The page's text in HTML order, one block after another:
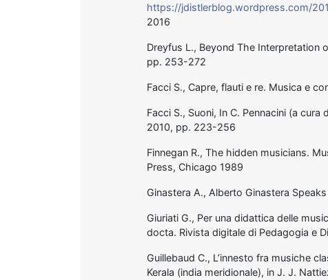
https://jdistlerblog.wordpress.com/
2016
Dreyfus L., Beyond The Interpretation
pp. 253-272
Facci S., Capre, flauti e re. Musica e
Facci S., Suoni, In C. Pennacini (a
2010, pp. 223-256
Finnegan R., The hidden musicians.
Press, Chicago 1989
Ginastera A., Alberto Ginastera
Giuriati G., Per una didattica delle
docta. Rivista digitale di Pedagogia e
Guillebaud C., L’innesto fra musiche
Kerala (india meridionale), in J. J.